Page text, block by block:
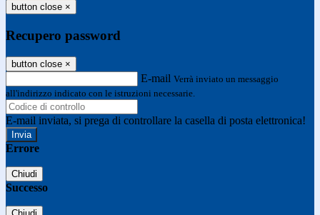
button close ×
Recupero password
button close ×
E-mail Verrà inviato un messaggio
all'indirizzo indicato con le istruzioni necessarie.
E-mail inviata, si prega di controllare la casella di posta elettronica!
Errore
Chiudi
Successo